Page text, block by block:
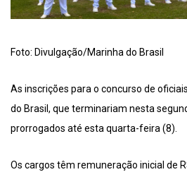
Foto: Divulgação/Marinha do Brasil
As inscrições para o concurso de
do Brasil, que terminariam nesta
prorrogados até esta quarta-feira (8).
Os cargos têm remuneração inicial de